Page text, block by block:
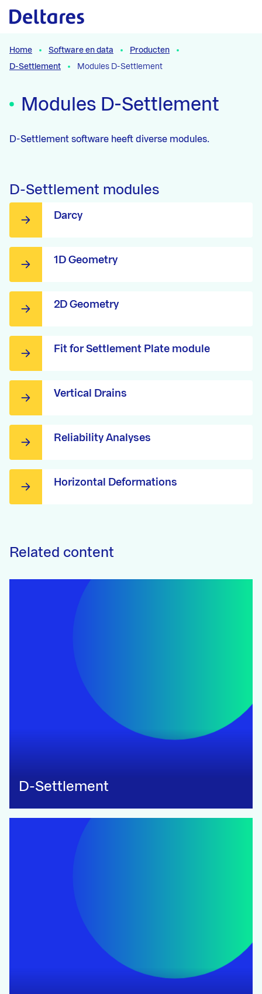
Naar hoofdcontent
Home Software en data
Producten
D-Settlement
Modules D-Settlement
Modules D-Settlement
D-Settlement software heeft diverse modules.
D-Settlement modules
Darcy
1D Geometry
2D Geometry
Fit for Settlement Plate module
Vertical Drains
Reliability Analyses
Horizontal Deformations
Related content
D-Settlement